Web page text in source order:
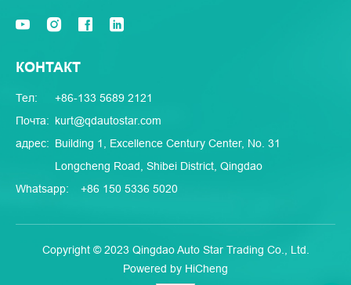
КОНТАКТ
Тел:
+86-133 5689 2121
Почта: kurt@qdautostar.com
адрес: Building 1, Excellence Century Center, No. 31
Longcheng Road, Shibei District, Qingdao
Whatsapp:
+86 150 5336 5020
Copyright © 2023 Qingdao Auto Star Trading Co., Ltd.
Powered by HiCheng